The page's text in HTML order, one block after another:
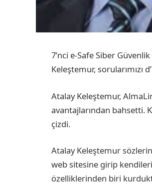
7’nci e-Safe Siber
Keleştemur, sorularımızı
Atalay Keleştemur,
avantajlarından bahsetti.
çizdi.
Atalay Keleştemur
web sitesine girip
özelliklerinden biri